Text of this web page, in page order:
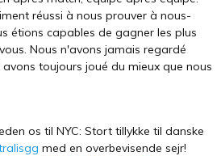
réussi à nous prouver à nous-
étions capables de gagner les plus
Nous n'avons jamais regardé
toujours joué du mieux que nous
os til NYC: Stort tillykke til danske
med en overbevisende sejr!